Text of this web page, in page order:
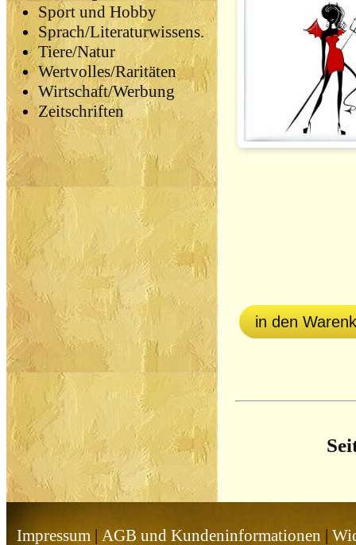
Sport und Hobby
Sprach/Literaturwissens.
Tiere/Natur
Wertvolles/Raritäten
Wirtschaft/Werbung
Zeitschriften
in den
Impressum | AGB und Kundeninformationen |